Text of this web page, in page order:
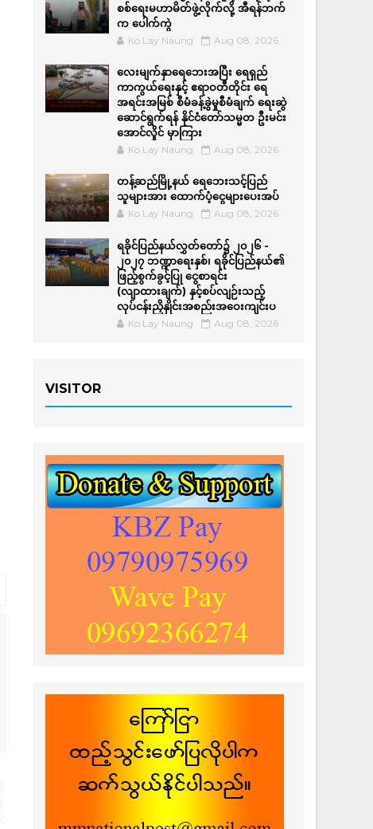
စစ်ရေးမဟာမိတ်ဖွဲ့လိုက်လို့ အီရန်ဘက်
က ပေါက်ကွဲ
Ko Lay Naung Aug 08, 2026
လေးမျက်နှာရေဘေးအပြီး ရေရှည်
ကာကွယ်ရေးနှင့် ဧရာဝတီတိုင်း ရေ
အရင်းအမြစ် စီမံခန့်ခွဲမှုစီမံချက် ရေးဆွဲ
ဆောင်ရွက်ရန် နိုင်ငံတော်သမ္မတ ဦးမင်း
အောင်လှိုင် မှာကြား
Ko Lay Naung Aug 08, 2026
တန့်ဆည်မြို့နယ် ရေဘေးသင့်ပြည်
သူများအား ထောက်ပံ့ငွေများပေးအပ်
Ko Lay Naung Aug 08, 2026
ရခိုင်ပြည်နယ်လွှတ်တော်၌ ၂၀၂၆ -
၂၀၂၇ ဘဏ္ဍာရေးနှစ်၊ ရခိုင်ပြည်နယ်၏
ဖြည့်စွက်ခွင့်ပြု ငွေစာရင်း
(လျာထားချက်) နှင့်စပ်လျဉ်းသည့်
လုပ်ငန်းညှိနှိုင်းအစည်းအဝေးကျင်းပ
Ko Lay Naung Aug 08, 2026
VISITOR